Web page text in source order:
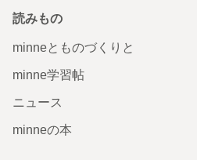
読みもの
minneとものづくりと
minne学習帖
ニュース
minneの本